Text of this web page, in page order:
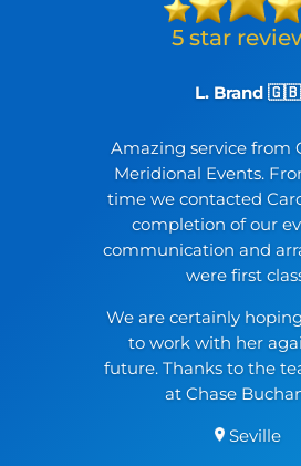
L. Brand 🇬🇧
Amazing service from
Meridional Events.
time we contacted
completion of our
communication and
were first
We are certainly
to work with her
future. Thanks to the
at Chase
Seville